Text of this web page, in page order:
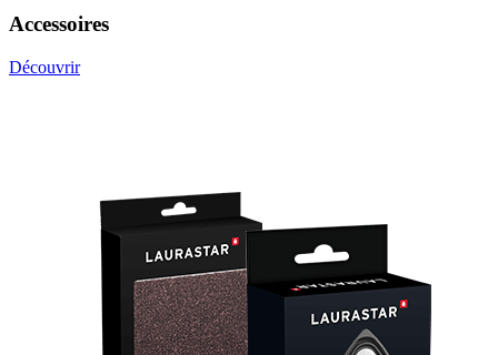
Accessoires
Découvrir